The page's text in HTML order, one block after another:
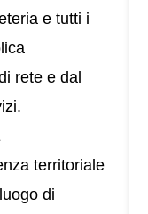
e tutti i
rete e dal
territoriale
di